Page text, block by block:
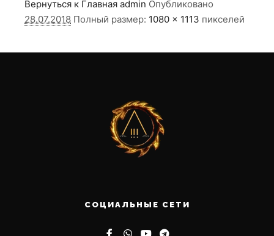
Вернуться к Главная admin Опубликовано
28.07.2018 Полный размер: 1080 × 1113 пикселей
СОЦИАЛЬНЫЕ СЕТИ